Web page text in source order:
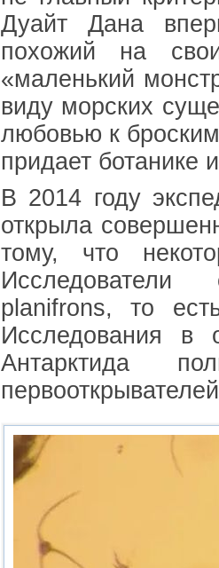
Дуайт Дана
похожий на
«маленький
виду морских
любовью к
придает ботанике
В 2014 году
открыла
тому, что
Исследователи
planifrons, то
Исследования в
Антарктида